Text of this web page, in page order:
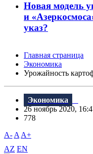
Новая модель
и
указ?
Главная страница
Экономика
Урожайность
Экономика
26 ноябрь 2020,
778
A- A A+
AZ EN